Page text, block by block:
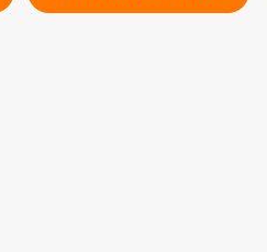
Penhars >